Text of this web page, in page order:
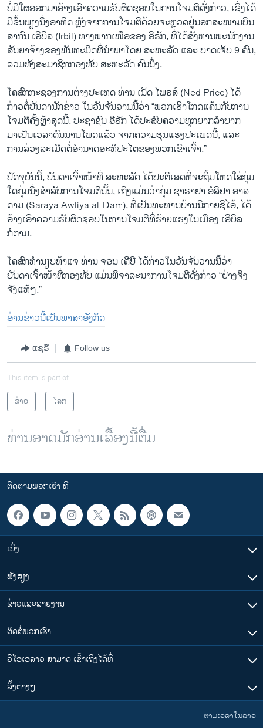
ບໍ່ມີໃຜອອກມາອ້າງເອົາຄວາມຮັບຜິດຊອບໃນການໂຈມຕີດັ່ງກ່າວ, ເຊິ່ງໄດ້
ມີຂຶ້ນພຽງນຶ່ງອາທິດ ຫຼັງຈາກການໂຈມຕີດ້ວຍຈະຫຼວດຢູ່ນອກສະໜາມບິນ
ສາກົນ ເອີບິລ (Irbil) ທາງພາກເໜືອຂອງ ອີຣັກ, ທີ່ໄດ້ສັງຫານພະນັກງານ
ສັນຍາຈ້າງຂອງພັນທະມິດທີ່ນຳພາໂດຍ ສະຫະລັດ ແລະ ບາດເຈັບ 9 ຄົນ,
ລວມທັງສະມາຊິກກອງທັບ ສະຫະລັດ ຄົນນຶ່ງ.
ໂຄສົກກະຊວງການຕ່າງປະເທດ ທ່ານ ເນັດ ໄພຣສ໌ (Ned Price) ໄດ້
ກ່າວຕໍ່ບັນດານັກຂ່າວ ໃນວັນຈັນວານນີ້ວ່າ “ພວກເຮົາໂກດແຄ້ນກັບການ
ໂຈມຕີຄັ້ງຫຼ້າສຸດນີ້. ປະຊາຊົນ ອີຣັກ ໄດ້ປະສົບຄວາມທຸກຍາກລຳບາກ
ມາເປັນເວລາດົນນານໂພດແລ້ວ ຈາກຄວາມຮຸນແຮງປະເພດນີ້, ແລະ
ການລ່ວງລະເມີດຕໍ່ອຳນາດອະທິປະໄຕຂອງພວກເຂົາເຈົ້າ.”
ປັດຈຸບັນນີ້, ບັນດາເຈົ້າໜ້າທີ່ ສະຫະລັດ ໄດ້ປະຕິເສດທີ່ຈະຖິ້ມໂທດໃສ່ກຸ່ມ
ໃດກຸ່ມນຶ່ງສຳລັບການໂຈມຕີນັ້ນ, ເຖິງແມ່ນວ່າກຸ່ມ ຊາຣາຢາ ອໍລີຢາ ອາລ-
ດາມ (Saraya Awliya al-Dam), ທີ່ເປັນທະຫານບ້ານນິກາຍຊີໄອ້, ໄດ້
ອ້າງເອົາຄວາມຮັບຜິດຊອບໃນການໂຈມຕີທີ່ຮ້າຍແຮງໃນເມືອງ ເອີບິລ
ກໍຕາມ.
ໂຄສົກທຳນຽບຫ້າແຈ ທ່ານ ຈອນ ເຄີບີ ໄດ້ກ່າວໃນວັນຈັນວານນີ້ວ່າ
ບັນດາເຈົ້າໜ້າທີ່ກອງທັບ ແມ່ນພິຈາລະນາການໂຈມຕີດັ່ງກ່າວ “ຢ່າງຈິງ
ຈັງແທ້ໆ.”
ອ່ານຂ່າວນີ້ເປັນພາສາອັງກິດ
ແຊຣ໌ Follow us
This item is part of
ຂ່າວ
ໂລກ
ທ່ານອາດມັກອ່ານເລື້ອງນີ້ຕື່ມ
ຕິດຕາມພວກເຮົາ ທີ່
ເບິ່ງ
ຟັງສຽງ
ຂ່າວແລະລາຍງານ
ຕິດຕໍ່ພວກເຮົາ
ວີໂອເອລາວ ສາມາດ ເຂົ້າເຖິງໄດ້ທີ່
​ລິ້ງ​ຕ່າງໆ
ຕາມເວລາໃນລາວ